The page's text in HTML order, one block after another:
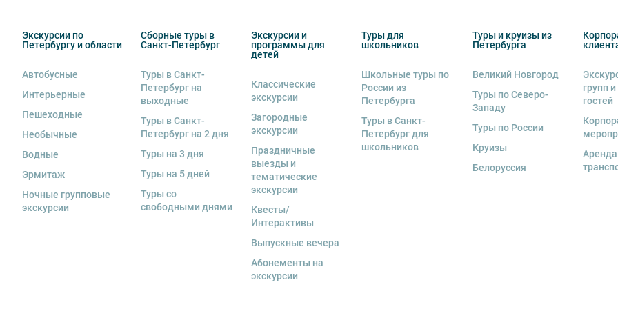
12. На ряд экскурсий туроператор предоставляет в аренду аудиооборудование. Ответственность
за сохранность оборудования во время проведения экскурсионной программы возлагается на
стоимость комплекта в размере 5500 руб. 00 коп.
13. Для бронирования мест на заграничные экскурсии для каждого участника необходимо
предоставить ФИО, дату рождения, серию и номер заграничного паспорта.
Экскурсии по
Петербургу и области
Автобусные
Интерьерные
Пешеходные
Необычные
Водные
Эрмитаж
Ночные групповые
экскурсии
Сборные туры в
Санкт-Петербург
Туры в Санкт-
Петербург на
выходные
Туры в Санкт-
Петербург на 2 дня
Туры на 3 дня
Туры на 5 дней
Туры со
свободными днями
Экскурсии и
программы для
детей
Классические
экскурсии
Загородные
экскурсии
Праздничные
выезды и
тематические
экскурсии
Квесты/
Интерактивы
Выпускные вечера
Абонементы на
экскурсии
Туры для
школьников
Школьные туры по
России из
Петербурга
Туры в Санкт-
Петербург для
школьников
Туры и круизы из
Петербурга
Великий Новгород
Туры по Северо-
Западу
Туры по России
Круизы
Белоруссия
групп
гостей